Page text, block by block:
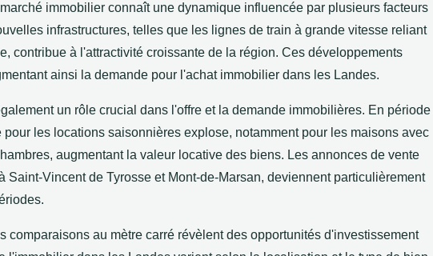
immobilier connaît une dynamique influencée par plusieurs facteurs
infrastructures, telles que les lignes de train à grande vitesse reliant
contribue à l'attractivité croissante de la région. Ces développements
ainsi la demande pour l'achat immobilier dans les Landes.
un rôle crucial dans l'offre et la demande immobilières. En période
les locations saisonnières explose, notamment pour les maisons avec
augmentant la valeur locative des biens. Les annonces de vente
Saint-Vincent de Tyrosse et Mont-de-Marsan, deviennent particulièrement
comparaisons au mètre carré révèlent des opportunités d'investissement